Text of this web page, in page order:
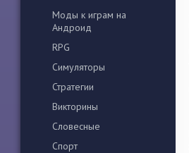
Моды к играм на
Андроид
RPG
Симуляторы
Стратегии
Викторины
Словесные
Спорт